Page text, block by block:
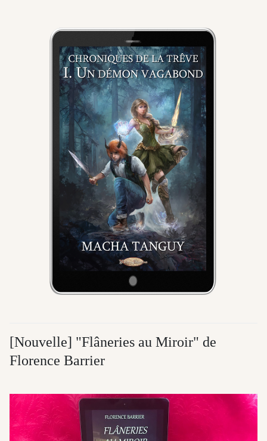
[Nouvelle] "Flâneries au Miroir" de
Florence Barrier